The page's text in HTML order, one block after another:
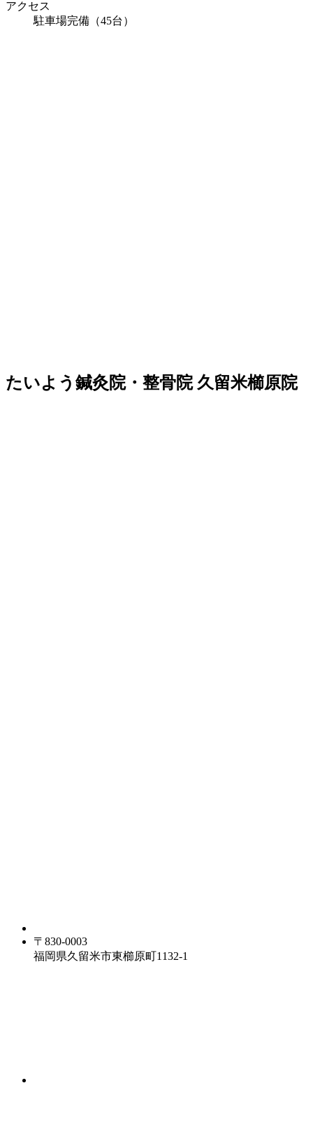
アクセス
駐車場完備（45台）
たいよう鍼灸院・整骨院 久留米櫛原院
〒830-0003
福岡県久留米市東櫛原町1132-1